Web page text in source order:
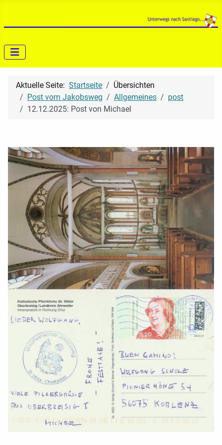
Aktuelle Seite: Startseite
Übersichten
Post vom Jakobsweg
Allgemeines
post
12.12.2025: Post von Michael